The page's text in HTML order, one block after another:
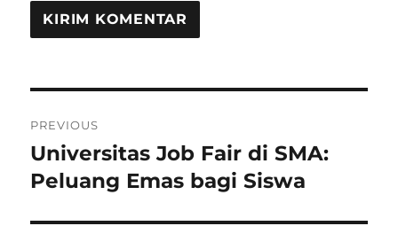
pos
PREVIOUS
Previous
post:
Universitas Job Fair di SMA:
Peluang Emas bagi Siswa